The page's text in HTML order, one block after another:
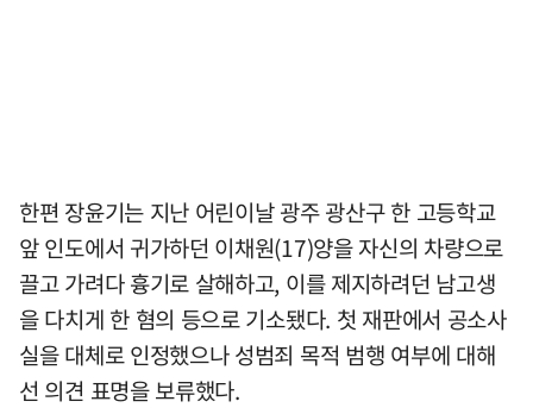
한편 장윤기는 지난 어린이날 광주 광산구 한 고등학교
앞 인도에서 귀가하던 이채원(17)양을 자신의 차량으로
끌고 가려다 흉기로 살해하고, 이를 제지하려던 남고생
을 다치게 한 혐의 등으로 기소됐다. 첫 재판에서 공소사
실을 대체로 인정했으나 성범죄 목적 범행 여부에 대해
선 의견 표명을 보류했다.